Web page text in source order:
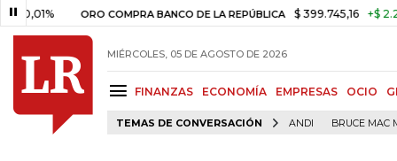
ORO COMPRA BANCO DE LA REPÚBLICA $ 399.745,16 +$ 2.295,71
MIÉRCOLES, 05 DE AGOSTO DE 2026
FINANZAS ECONOMÍA EMPRESAS OCIO
TEMAS DE CONVERSACIÓN ANDI BRUCE MAC